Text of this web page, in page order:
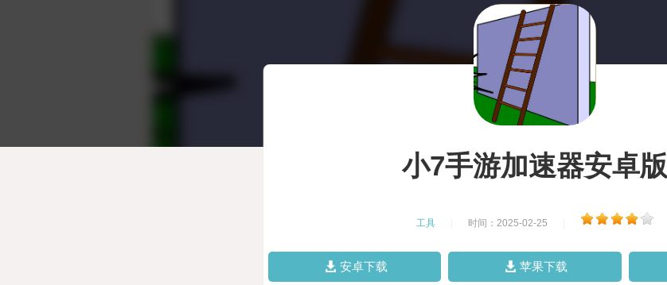
小7手游加速器安卓版
工具 时间：2025-02-25
安卓下载 苹果下载